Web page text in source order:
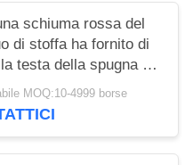
schiuma rossa del
di stoffa ha fornito di
testa della spugna del
di rettangolo dei
MOQ:10-4999 borse